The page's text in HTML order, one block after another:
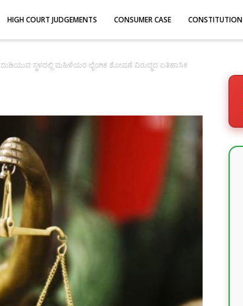
HIGH COURT JUDGEMENTS CONSUMER CASE CONSTITUTION
ಸ್ಥಳದಲ್ಲಿ ಮಹಿಳೆಯರ ಲೈಂಗಿಕ ಶೋಷಣೆ ವಿರುದ್ಧದ ಐತಿಹಾಸಿಕ